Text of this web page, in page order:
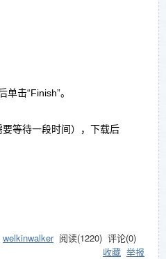
击“Finish”。
等待一段时间），下载后
welkinwalker阅读(1220) 评论(0)
收藏 举报